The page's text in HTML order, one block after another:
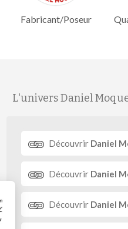
Fabricant/Poseur
L'univers Daniel
Découvrir Daniel
Découvrir Daniel
Découvrir Daniel